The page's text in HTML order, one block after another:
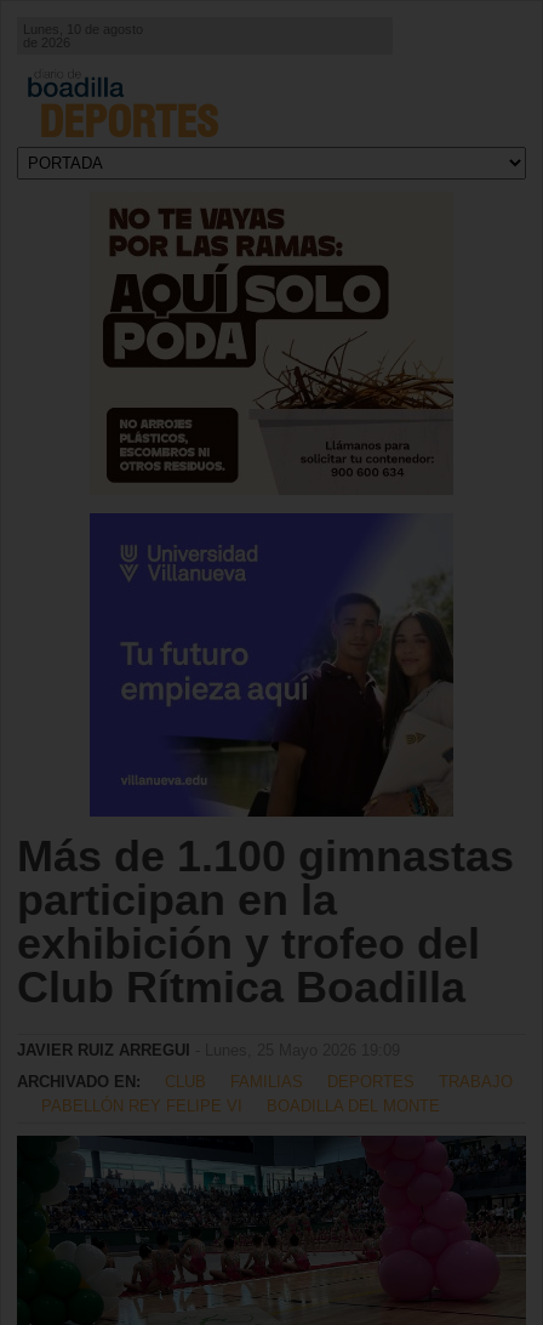
DEPORTES
Lunes, 10 de agosto
Más de 1.100 gimnastas
participan en la
exhibición y trofeo del
Club Rítmica Boadilla
JAVIER RUIZ ARREGUI
ARCHIVADO EN:
CLUB FAMILIAS DEPORTES
TRABAJO
PABELLÓN REY FELIPE VI
BOADILLA DEL MONTE